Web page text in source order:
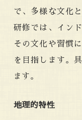
で、多様な文化
研修では、イン
その文化や習慣
を目指します。
ます。
地理的特性